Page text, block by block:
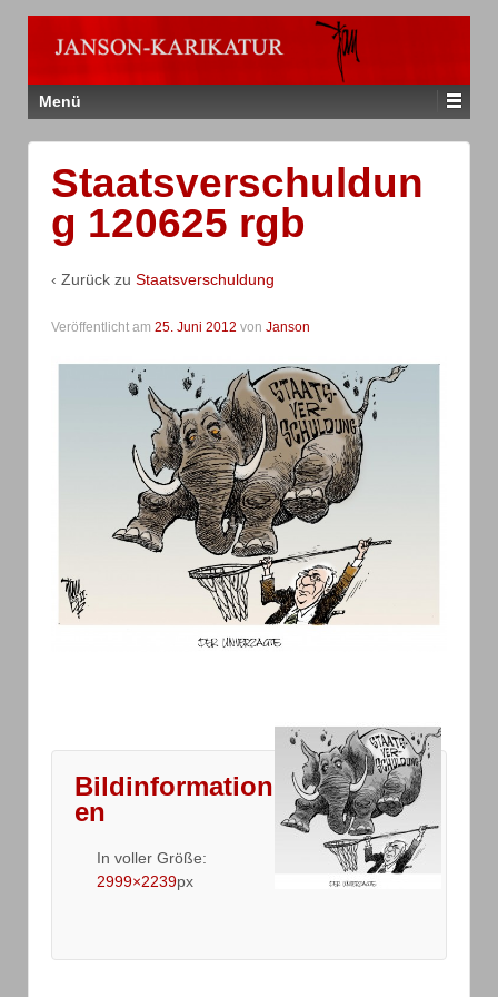
Menü
Staatsverschuldun
g 120625 rgb
‹ Zurück zu Staatsverschuldung
Veröffentlicht am 25. Juni 2012 von Janson
Bildinformation
en
In voller Größe:
2999×2239px